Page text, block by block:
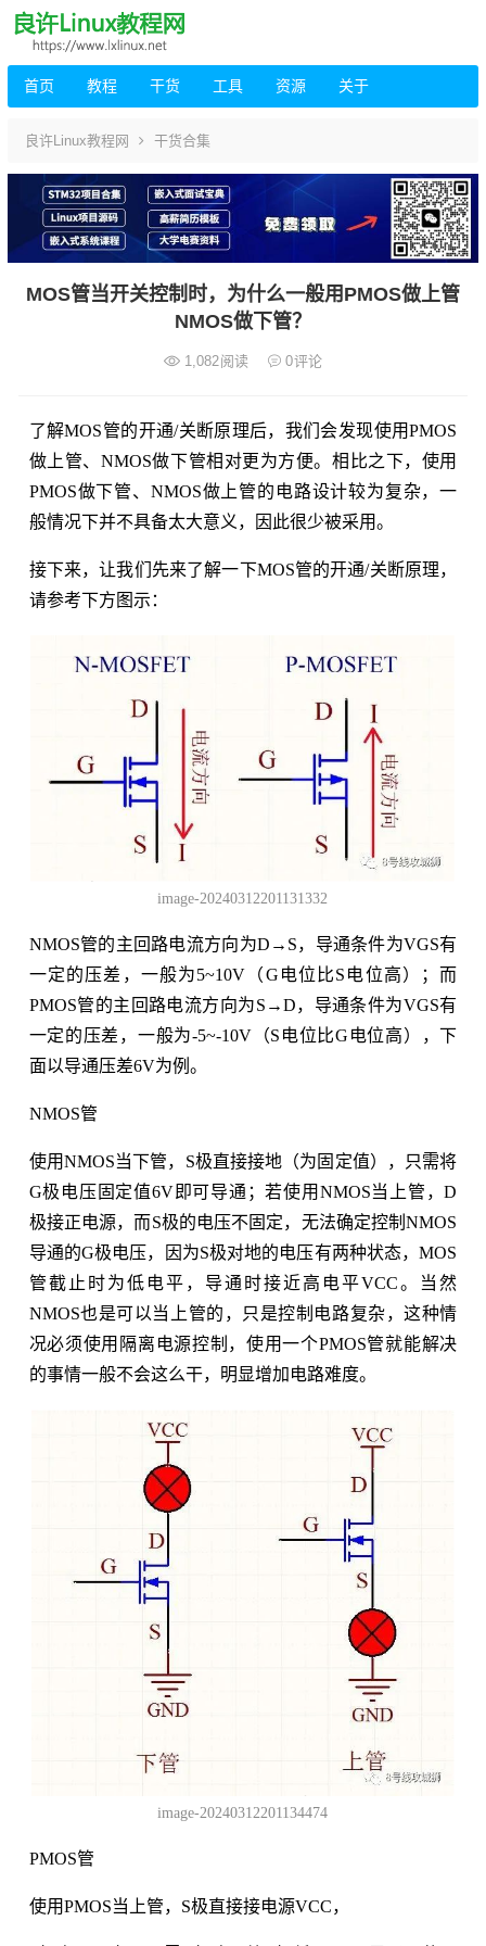
首页 教程 干货 工具 资源 关于
良许Linux教程网 干货合集
MOS管当开关控制时，为什么一般用PMOS做上管
NMOS做下管？
1,082阅读 0评论
了解MOS管的开通/关断原理后，我们会发现使用PMOS
做上管、NMOS做下管相对更为方便。相比之下，使用
PMOS做下管、NMOS做上管的电路设计较为复杂，一
般情况下并不具备太大意义，因此很少被采用。
接下来，让我们先来了解一下MOS管的开通/关断原理，
请参考下方图示：
image-20240312201131332
NMOS管的主回路电流方向为D→S，导通条件为VGS有
一定的压差，一般为5~10V（G电位比S电位高）；而
PMOS管的主回路电流方向为S→D，导通条件为VGS有
一定的压差，一般为-5~-10V（S电位比G电位高），下
面以导通压差6V为例。
NMOS管
使用NMOS当下管，S极直接接地（为固定值），只需将
G极电压固定值6V即可导通；若使用NMOS当上管，D
极接正电源，而S极的电压不固定，无法确定控制NMOS
导通的G极电压，因为S极对地的电压有两种状态，MOS
管截止时为低电平，导通时接近高电平VCC。当然
NMOS也是可以当上管的，只是控制电路复杂，这种情
况必须使用隔离电源控制，使用一个PMOS管就能解决
的事情一般不会这么干，明显增加电路难度。
image-20240312201134474
PMOS管
使用PMOS当上管，S极直接接电源VCC，